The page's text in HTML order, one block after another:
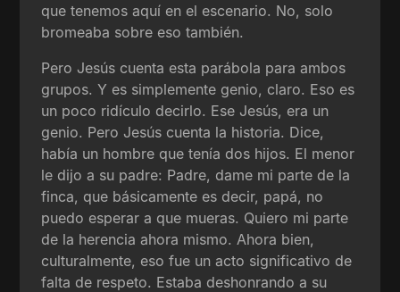
que tenemos aquí en el escenario. No, solo
bromeaba sobre eso también.
Pero Jesús cuenta esta parábola para ambos
grupos. Y es simplemente genio, claro. Eso es
un poco ridículo decirlo. Ese Jesús, era un
genio. Pero Jesús cuenta la historia. Dice,
había un hombre que tenía dos hijos. El menor
le dijo a su padre: Padre, dame mi parte de la
finca, que básicamente es decir, papá, no
puedo esperar a que mueras. Quiero mi parte
de la herencia ahora mismo. Ahora bien,
culturalmente, eso fue un acto significativo de
falta de respeto. Estaba deshonrando a su